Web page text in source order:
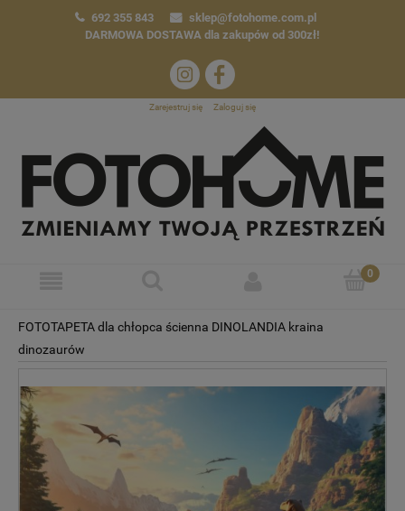
692 355 843
sklep@fotohome.com.pl
DARMOWA DOSTAWA dla zakupów od 300zł!
Zarejestruj się Zaloguj się
FOTOTAPETA dla chłopca ścienna DINOLANDIA kraina
dinozaurów